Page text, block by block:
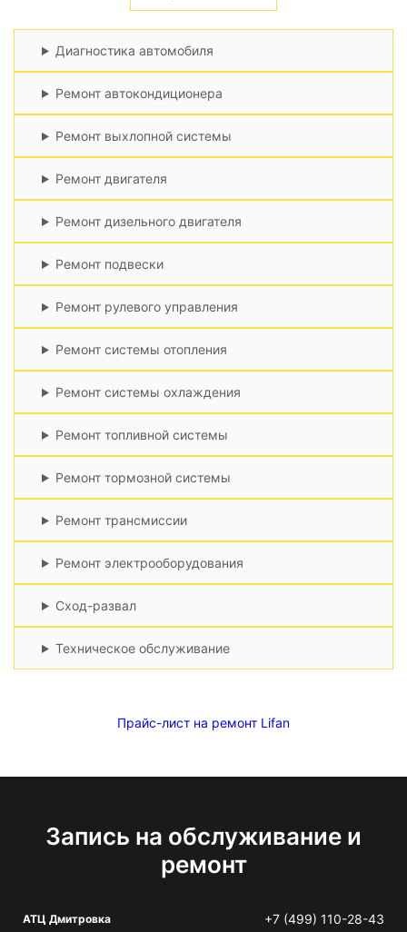
Диагностика автомобиля
Ремонт автокондиционера
Ремонт выхлопной системы
Ремонт двигателя
Ремонт дизельного двигателя
Ремонт подвески
Ремонт рулевого управления
Ремонт системы отопления
Ремонт системы охлаждения
Ремонт топливной системы
Ремонт тормозной системы
Ремонт трансмиссии
Ремонт электрооборудования
Сход-развал
Техническое обслуживание
Прайс-лист на ремонт Lifan
Запись на обслуживание и
ремонт
АТЦ Дмитровка +7 (499) 110-28-43